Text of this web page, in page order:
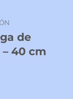
de
40 cm